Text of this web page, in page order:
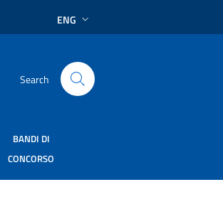
ENG
Search
BANDI DI
CONCORSO